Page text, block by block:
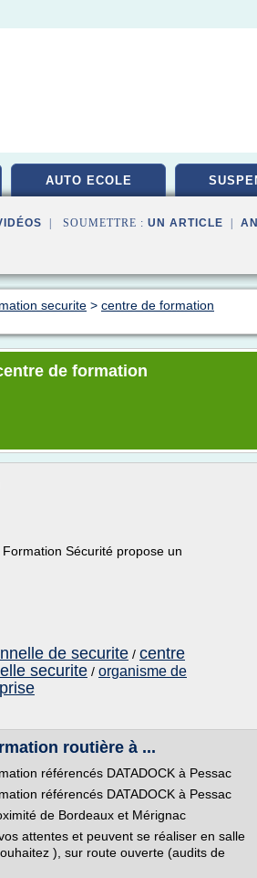
AUTO ECOLE
| SOUMETTRE : UN ARTICLE
securite > centre de formation
de formation
Sécurité propose un
de securite / centre
securite / organisme de
routière à ...
référencés DATADOCK à Pessac
référencés DATADOCK à Pessac
de Bordeaux et Mérignac
attentes et peuvent se réaliser en salle
), sur route ouverte (audits de